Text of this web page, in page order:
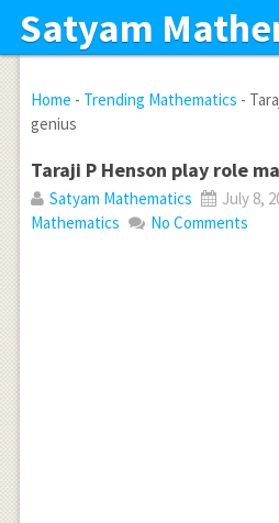
Satyam
Home - Trending Mathematics -
genius
Taraji P Henson play role
Satyam Mathematics July 8,
Mathematics
No Comments